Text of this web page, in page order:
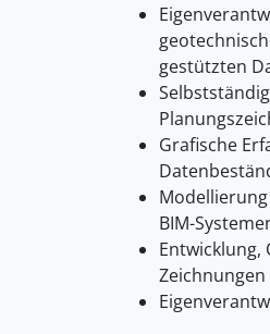
gestützten
Grafische
BIM-
Zeichnungen